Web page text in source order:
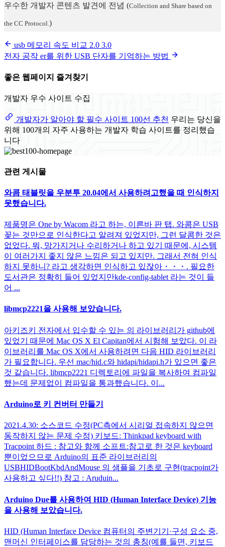
우수한 개발자 콘텐츠 발견에 전념 (Collection and Share based on
the CC Protocol. )
usb 메모리 속도 비교 2.0 3.0
전자 공작 er를 위한 USB 단자를 기억하는 방법
좋은 웹페이지 즐겨찾기
개발자 우수 사이트 수집
개발자가 알아야 할 필수 사이트 100선 추천 우리는 당신을
위해 100개의 자주 사용하는 개발자 학습 사이트를 정리했습
니다
관련 게시물
와콤 태블릿을 우분투 20.04에서 사용하려고했을 때 인식하지
못했습니다.
제품명은 One by Wacom 라고 하는, 이른바 판 탭. 와콤은 USB
꽂는 것만으로 인식한다고 알려져 있었지만, 그런 달콤한 것은
없었다. 뭐, 망가지거나 수리하거나 하고 있기 때문에, 시스템
이 여러가지 좋지 않은 느낌은 되고 있지만. 그래서 전혀 인식
하지 못하니? 라고 생각하면 인식하고 있잖아・・・. 필요한
도서관은 정확히 들어 있었지만kde-config-tablet 라는 것이 들
어 ...
libmcp2221을 사용해 보았습니다.
아키즈키 전자에서 입수할 수 있는 의 라이브러리가 github에
있었기 때문에 Mac OS X El Capitan에서 시험해 보았다. 이 라
이브러리를 Mac OS X에서 사용하려면 다음 HID 라이브러리
가 필요합니다. 우선 mac/hid.c와 hidapi/hidapi.h가 있으면 좋은
것 같습니다. libmcp2221 디렉토리에 파일을 복사하여 컴파일
했는데 문제없이 컴파일을 통과했습니다. 이...
Arduino로 키 컨버터 만들기
2021.4.30: 소스코드 수정(PC측에서 시리얼 접속하지 않으면
동작하지 않는 문제 수정) 키보드: Thinkpad keyboard with
Tracpoint 하드 : 참고와 함께 소프트:참고로 한 것은 keyboard
뿐이었으므로 Arduino의 표준 라이브러리의
USBHIDBootKbdAndMouse 의 샘플을 기초로 구현(tracpoint가
사용하고 싶다!!) 참고 : Aruduin...
Arduino Due를 사용하여 HID (Human Interface Device) 기능
을 사용해 보았습니다.
HID (Human Interface Device 컴퓨터의 주변기기·구성 요소 중,
맨머신 인터페이스를 담당하는 것의 총칭(예를 들면, 키보드